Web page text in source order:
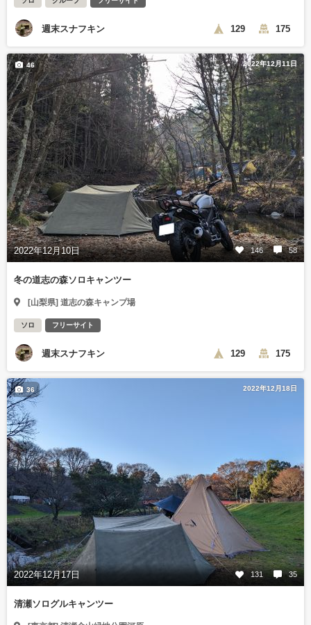
週末スナフキン 129 175
2022年12月11日
2022年12月10日 146 58
46
冬の道志の森ソロキャンツー
[山梨県] 道志の森キャンプ場
ソロ フリーサイト
週末スナフキン 129 175
2022年12月18日
2022年12月17日 131 35
36
清瀬ソログルキャンツー